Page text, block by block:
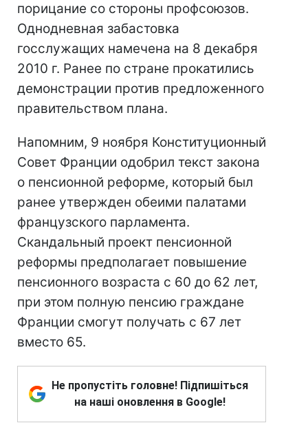
порицание со стороны профсоюзов.
Однодневная забастовка
госслужащих намечена на 8 декабря
2010 г. Ранее по стране прокатились
демонстрации против предложенного
правительством плана.
Напомним, 9 ноября Конституционный
Совет Франции одобрил текст закона
о пенсионной реформе, который был
ранее утвержден обеими палатами
французского парламента.
Скандальный проект пенсионной
реформы предполагает повышение
пенсионного возраста с 60 до 62 лет,
при этом полную пенсию граждане
Франции смогут получать с 67 лет
вместо 65.
Не пропустіть головне! Підпишіться
на наші оновлення в Google!